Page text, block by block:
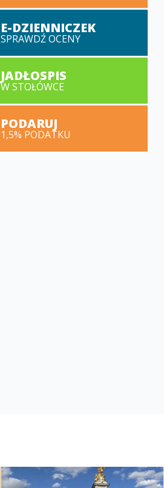
E-DZIENNICZEK
SPRAWDŹ OCENY
JADŁOSPIS
W STOŁÓWCE
PODARUJ
1,5% PODATKU